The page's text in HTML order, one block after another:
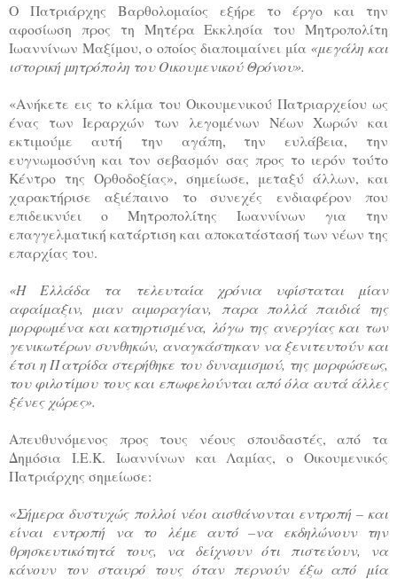
Ο Πατριάρχης Βαρθολομαίος εξήρε το έργο και την
αφοσίωση προς τη Μητέρα Εκκλησία του Μητροπολίτη
Ιωαννίνων Μαξίμου, ο οποίος διαποιμαίνει μία «μεγάλη και
ιστορική μητρόπολη του Οικουμενικού Θρόνου».
«Ανήκετε εις το κλίμα του Οικουμενικού Πατριαρχείου ως
ένας των Ιεραρχών των λεγομένων Νέων Χωρών και
εκτιμούμε αυτή την αγάπη, την ευλάβεια, την
ευγνωμοσύνη και τον σεβασμόν σας προς το ιερόν τούτο
Κέντρο της Ορθοδοξίας», σημείωσε, μεταξύ άλλων, και
χαρακτήρισε αξιέπαινο το συνεχές ενδιαφέρον που
επιδεικνύει ο Μητροπολίτης Ιωαννίνων για την
επαγγελματική κατάρτιση και αποκατάστασή των νέων της
επαρχίας του.
«Η Ελλάδα τα τελευταία χρόνια υφίσταται μίαν
αφαίμαξιν, μιαν αιμοραγίαν, παρα πολλά παιδιά της
μορφωμένα και κατηρτισμένα, λόγω της ανεργίας και των
γενικωτέρων συνθηκών, αναγκάστηκαν να ξενιτευτούν και
έτσι η Πατρίδα στερήθηκε του δυναμισμού, της μορφώσεως,
του φιλοτίμου τους και επωφελούνται από όλα αυτά άλλες
ξένες χώρες».
Απευθυνόμενος προς τους νέους σπουδαστές, από τα
Δημόσια Ι.Ε.Κ. Ιωαννίνων και Λαμίας, ο Οικουμενικός
Πατριάρχης σημείωσε:
«Σήμερα δυστυχώς πολλοί νέοι αισθάνονται εντροπή – και
είναι εντροπή να το λέμε αυτό –να εκδηλώνουν την
θρησκευτικότητά τους, να δείχνουν ότι πιστεύουν, να
κάνουν τον σταυρό τους όταν περνούν έξω από μία